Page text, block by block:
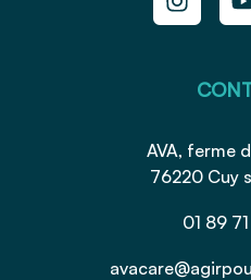
AVA, ferme
76220 Cuy
01 89